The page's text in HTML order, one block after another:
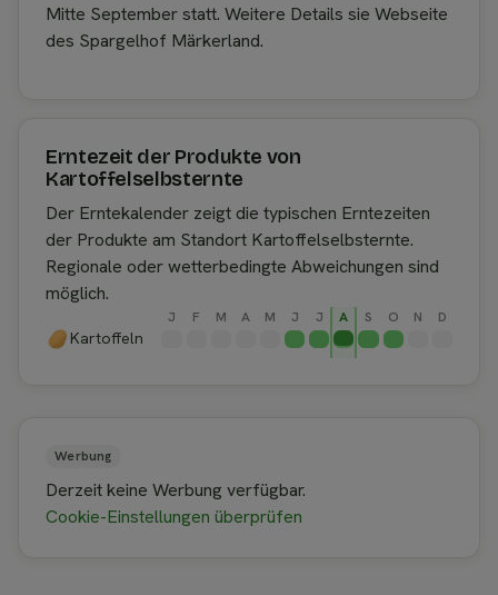
Mitte September statt. Weitere Details sie Webseite
des Spargelhof Märkerland.
Erntezeit der Produkte von
Kartoffelselbsternte
Der Erntekalender zeigt die typischen Erntezeiten
der Produkte am Standort Kartoffelselbsternte.
Regionale oder wetterbedingte Abweichungen sind
möglich.
J F M A M J J A S O N D
Kartoffeln
Werbung
Derzeit keine Werbung verfügbar.
Cookie-Einstellungen überprüfen